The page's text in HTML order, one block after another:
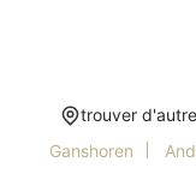
trouver
Ganshoren